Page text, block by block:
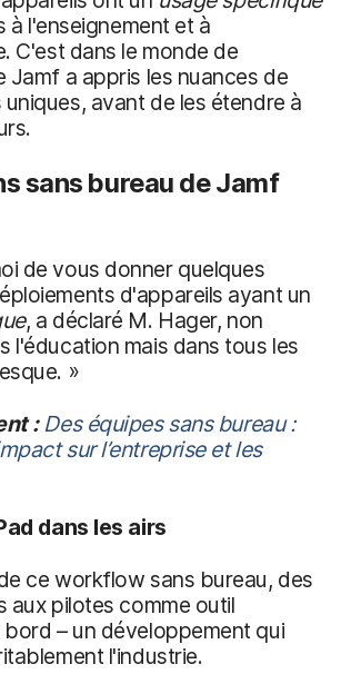
à l'enseignement et à
C'est dans le monde de
Jamf a appris les nuances de
avant de les étendre à
sans bureau de Jamf
de vous donner quelques
d'appareils ayant un
, a déclaré M. Hager, non
l'éducation mais dans tous les
»
:Des équipes sans bureau :
sur l’entreprise et les
dans les airs
ce workflow sans bureau, des
aux pilotes comme outil
– un développement qui
l'industrie.